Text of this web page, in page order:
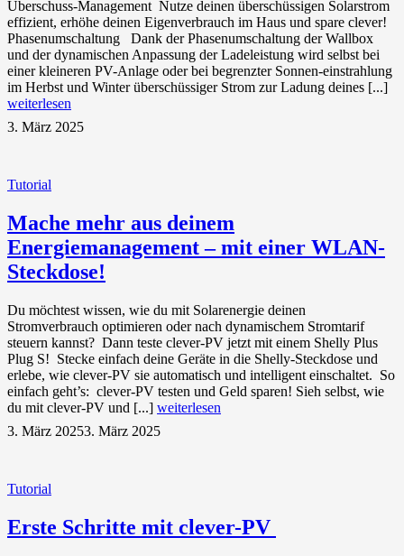
Überschuss-Management Nutze deinen überschüssigen Solarstrom
effizient, erhöhe deinen Eigenverbrauch im Haus und spare clever!
Phasenumschaltung Dank der Phasenumschaltung der Wallbox
und der dynamischen Anpassung der Ladeleistung wird selbst bei
einer kleineren PV-Anlage oder bei begrenzter Sonnen-einstrahlung
im Herbst und Winter überschüssiger Strom zur Ladung deines [...]
weiterlesen
3. März 2025
Tutorial
Mache mehr aus deinem
Energiemanagement – mit einer WLAN-
Steckdose!
Du möchtest wissen, wie du mit Solarenergie deinen
Stromverbrauch optimieren oder nach dynamischem Stromtarif
steuern kannst? Dann teste clever-PV jetzt mit einem Shelly Plus
Plug S! Stecke einfach deine Geräte in die Shelly-Steckdose und
erlebe, wie clever-PV sie automatisch und intelligent einschaltet. So
einfach geht’s: clever-PV testen und Geld sparen! Sieh selbst, wie
du mit clever-PV und [...] weiterlesen
3. März 20253. März 2025
Tutorial
Erste Schritte mit clever-PV